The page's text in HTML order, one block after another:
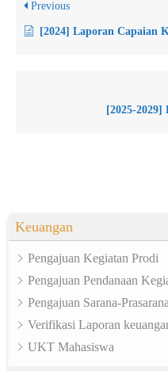
Keuangan
Pengajuan Kegiatan Prodi
Pengajuan Pendanaan
Pengajuan Sarana-Prasarana
Verifikasi Laporan
UKT Mahasiswa
Previous
[2024] Laporan Capaian
[2025-2029]